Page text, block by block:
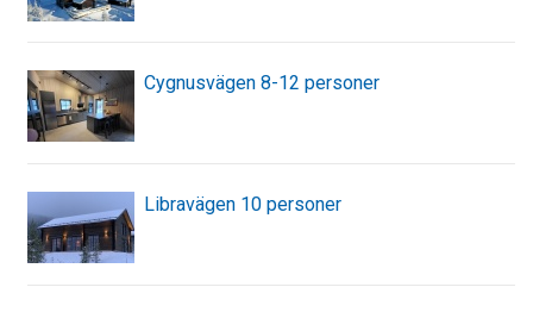
Cygnusvägen 8-12 personer
Libravägen 10 personer